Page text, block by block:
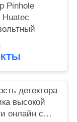
Pinhole
Huatec
детектора
высокой
онлайн с